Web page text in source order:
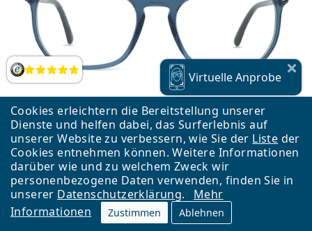
Cookies erleichtern die Bereitstellung unserer
Dienste und helfen dabei, das Surferlebnis auf
unserer Website zu verbessern, wie Sie der Liste der
Cookies entnehmen können. Weitere Informationen
darüber wie und zu welchem Zweck wir
personenbezogene Daten verwenden, finden Sie in
unserer Datenschutzerklärung.
Mehr
Informationen
Zustimmen Ablehnen
Bewertung
Persol 0PO3339V 1197 56
169,90 € 110,43 €
VirtuelleAnprobe